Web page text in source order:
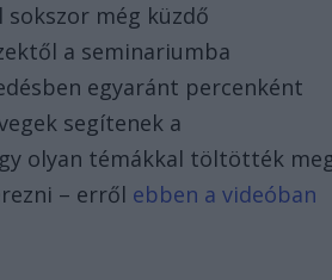
sokszor még küzdő
a seminariumba
egyaránt percenként
segítenek a
olyan témákkal töltötték
– erről ebben a videóban